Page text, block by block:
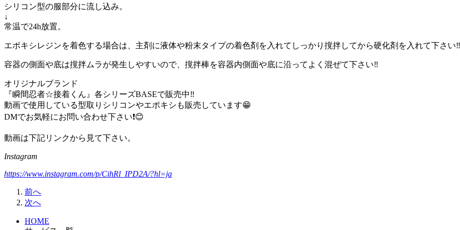
シリコン型の服部分に流し込み。
↓
常温で24h放置。
エポキシレジンを着色する場合は、主剤に液体や粉末タイプの着色剤を入れてしっかり撹拌してから硬化剤を入れて下さい
容器の側面や底は撹拌ムラが発生しやすいので、撹拌棒を容器内側面や底に沿ってよく混ぜて下さい‼️
オリジナルブランド
『瞬間忍者☆接着くん』各シリーズBASEで販売中‼️
動画で使用している型取りシリコンやエポキシも販売しています😁
DMでお気軽にお問い合わせ下さい❗️😊
動画は下記リンクから見て下さい。
Instagram
https://www.instagram.com/p/CihRl_IPD2A/?hl=ja
前へ
次へ
HOME